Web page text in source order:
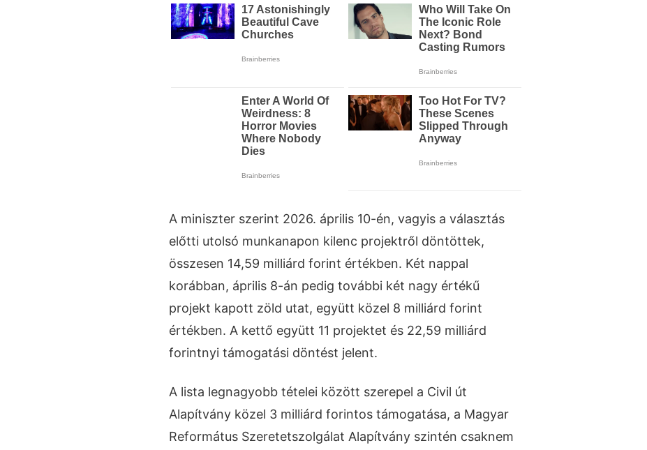
A miniszter szerint 2026. április 10-én, vagyis a választás
előtti utolsó munkanapon kilenc projektről döntöttek,
összesen 14,59 milliárd forint értékben. Két nappal
korábban, április 8-án pedig további két nagy értékű
projekt kapott zöld utat, együtt közel 8 milliárd forint
értékben. A kettő együtt 11 projektet és 22,59 milliárd
forintnyi támogatási döntést jelent.
A lista legnagyobb tételei között szerepel a Civil út
Alapítvány közel 3 milliárd forintos támogatása, a Magyar
Református Szeretetszolgálat Alapítvány szintén csaknem